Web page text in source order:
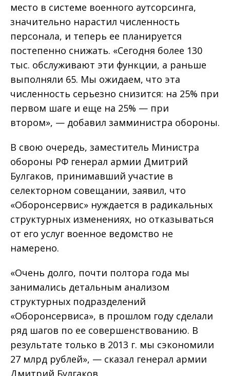
место в системе военного аутсорсинга,
значительно нарастил численность
персонала, и теперь ее планируется
постепенно снижать. «Сегодня более 130
тыс. обслуживают эти функции, а раньше
выполняли 65. Мы ожидаем, что эта
численность серьезно снизится: на 25% при
первом шаге и еще на 25% — при
втором», — добавил замминистра обороны.
В свою очередь, заместитель Министра
обороны РФ генерал армии Дмитрий
Булгаков, принимавший участие в
селекторном совещании, заявил, что
«Оборонсервис» нуждается в радикальных
структурных изменениях, но отказываться
от его услуг военное ведомство не
намерено.
«Очень долго, почти полтора года мы
занимались детальным анализом
структурных подразделений
«Оборонсервиса», в прошлом году сделали
ряд шагов по ее совершенствованию. В
результате только в 2013 г. мы сэкономили
27 млрд рублей», — сказал генерал армии